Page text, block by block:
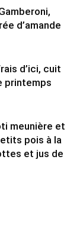
d’amande
d’ici, cuit
printemps
meunière et
pois à la
et jus de